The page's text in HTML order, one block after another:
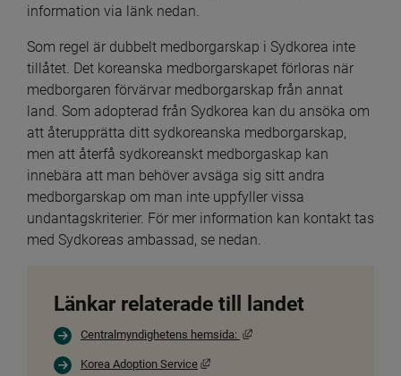
information via länk nedan.
Som regel är dubbelt medborgarskap i Sydkorea inte
tillåtet. Det koreanska medborgarskapet förloras när
medborgaren förvärvar medborgarskap från annat
land. Som adopterad från Sydkorea kan du ansöka om
att återupprätta ditt sydkoreanska medborgarskap,
men att återfå sydkoreanskt medborgaskap kan
innebära att man behöver avsäga sig sitt andra
medborgarskap om man inte uppfyller vissa
undantagskriterier. För mer information kan kontakt tas
med Sydkoreas ambassad, se nedan.
Länkar relaterade till landet
Centralmyndighetens hemsida: Länk till annan webbplats,
Korea Adoption Service Länk till annan webbplats, öppnas i